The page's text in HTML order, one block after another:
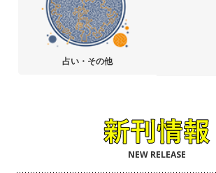
占い・その他
NEW RELEASE